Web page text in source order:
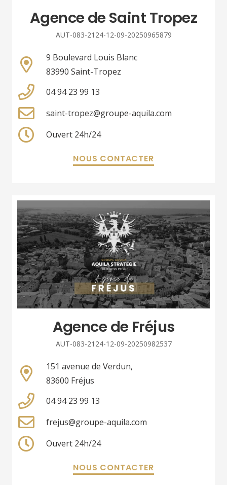
Agence de Saint Tropez
AUT-083-2124-12-09-20250965879
9 Boulevard Louis Blanc
83990 Saint-Tropez
04 94 23 99 13
saint-tropez@groupe-aquila.com
Ouvert 24h/24
NOUS CONTACTER
Agence de Fréjus
AUT-083-2124-12-09-20250982537
151 avenue de Verdun,
83600 Fréjus
04 94 23 99 13
frejus@groupe-aquila.com
Ouvert 24h/24
NOUS CONTACTER